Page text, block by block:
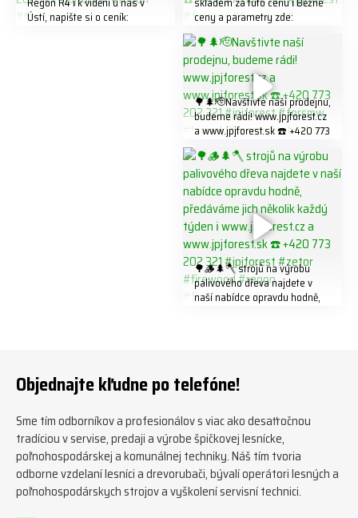
Ústí, napište si o ceník:
ceny a parametry zde:
https://share.google/LnhmTfZl
K8W5t7i6o ☎️ +420 773 202
321 #jpjforest #forsmw
#firewood #
🌳🌲🫡Navštivte naší prodejnu,
budeme rádi! www.jpjforest.cz
a www.jpjforest.sk ☎️ +420 773
202 321 #jpjforest #forsmw
#biojack #regon #vahvajussi
🌳🪵🌲🪓 strojů na výrobu
palivového dřeva najdete v
naší nabídce opravdu hodně,
#firewoodproduction
Objednajte kľudne po telefóne!
Sme tím odborníkov a profesionálov s viac ako desaťročnou
tradíciou v servise, predaji a výrobe špičkovej lesnícke,
poľnohospodárskej a komunálnej techniky. Náš tím tvoria
odborne vzdelaní lesníci a drevorubači, bývalí operátori lesných a
poľnohospodárskych strojov a vyškolení servisní technici.